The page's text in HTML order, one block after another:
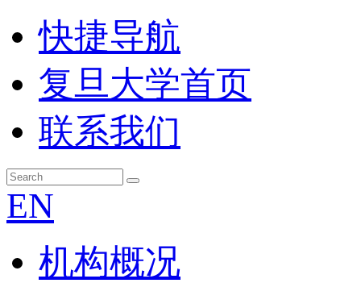
快捷导航
复旦大学首页
联系我们
EN
机构概况